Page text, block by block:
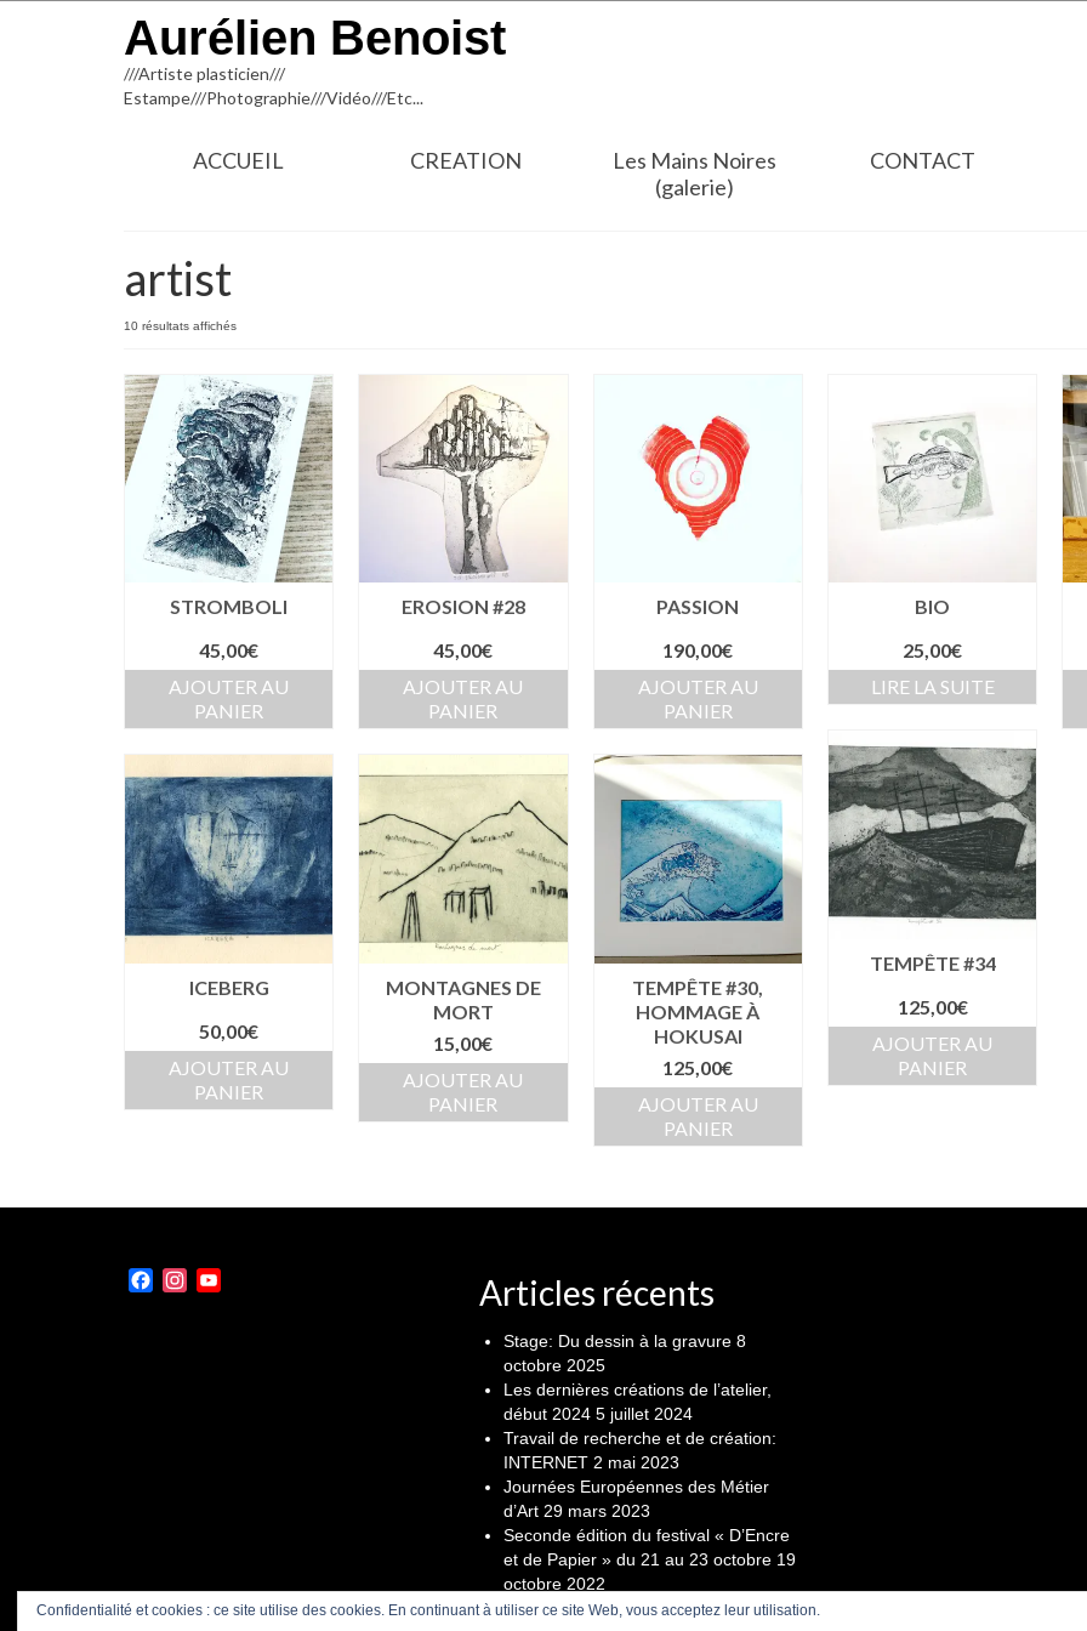
Aurélien Benoist
///Artiste plasticien///
Estampe///Photographie///Vidéo///Etc...
ACCUEIL CREATION
Les Mains Noires
(galerie)
CONTACT
artist
10 résultats affichésTrié
récent
au
plus
ancien
STROMBOLI
45,00€
AJOUTER AU
PANIER
EROSION #28
45,00€
AJOUTER AU
PANIER
PASSION
190,00€
AJOUTER AU
PANIER
BIO
25,00€
LIRE LA SUITE
TEMPÊTE #34
125,00€
AJOUTER AU
PANIER
ICEBERG
50,00€
AJOUTER AU
PANIER
MONTAGNES DE
MORT
15,00€
AJOUTER AU
PANIER
TEMPÊTE #30,
HOMMAGE À
HOKUSAI
125,00€
AJOUTER AU
PANIER
FacebookInstagram Articles récents
Stage: Du dessin à la gravure 8
octobre 2025
Les dernières créations de l’atelier,
début 2024 5 juillet 2024
Travail de recherche et de création:
INTERNET 2 mai 2023
Journées Européennes des Métier
d’Art 29 mars 2023
Seconde édition du festival « D’Encre
et de Papier » du 21 au 23 octobre 19
octobre 2022
Confidentialité et cookies : ce site utilise des cookies. En continuant à utiliser ce site Web, vous acceptez leur utilisation.